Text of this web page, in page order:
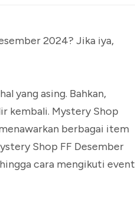
2024? Jika iya,
yang asing. Bahkan,
kembali. Mystery Shop
berbagai item
Shop FF Desember
cara mengikuti event